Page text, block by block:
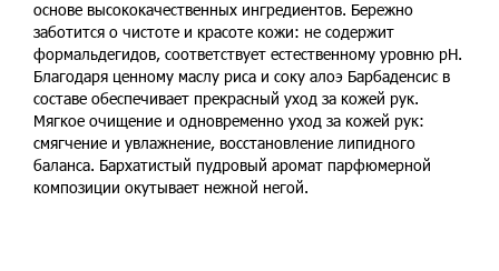
основе высококачественных ингредиентов. Бережно
заботится о чистоте и красоте кожи: не содержит
формальдегидов, соответствует естественному уровню pH.
Благодаря ценному маслу риса и соку алоэ Барбаденсис в
составе обеспечивает прекрасный уход за кожей рук.
Мягкое очищение и одновременно уход за кожей рук:
смягчение и увлажнение, восстановление липидного
баланса. Бархатистый пудровый аромат парфюмерной
композиции окутывает нежной негой.
ВСЕ ВАРИАНТЫ ТОВАРА